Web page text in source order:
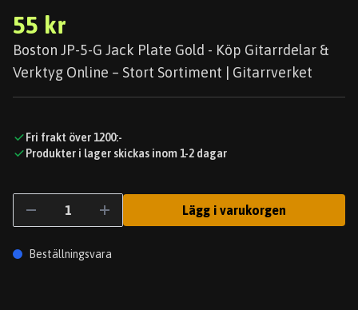
55 kr
Boston JP-5-G Jack Plate Gold - Köp Gitarrdelar &
Verktyg Online – Stort Sortiment | Gitarrverket
Fri frakt över 1200:-
Produkter i lager skickas inom 1-2 dagar
Lägg i varukorgen
Beställningsvara